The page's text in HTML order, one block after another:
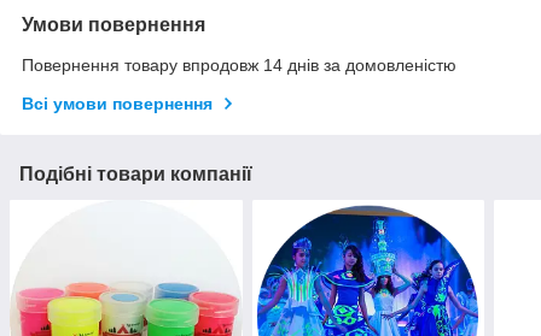
Умови повернення
Повернення товару впродовж 14 днів за домовленістю
Всі умови повернення
Подібні товари компанії